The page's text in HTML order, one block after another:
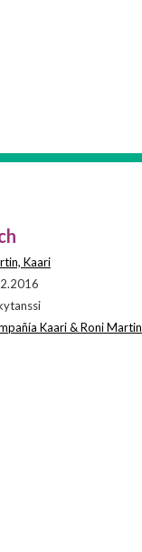
Kaari
Kaari & Roni Martin